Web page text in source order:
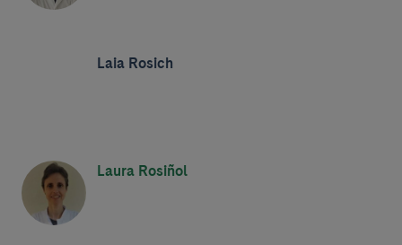
Laia Rosich
Laura Rosiñol